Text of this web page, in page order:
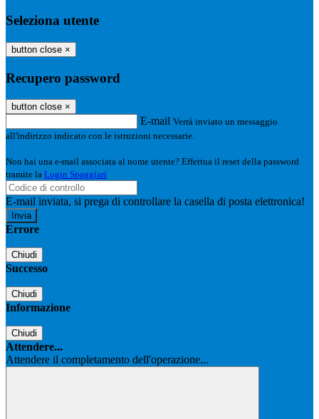
Seleziona utente
button close ×
Recupero password
button close ×
E-mail Verrà inviato un messaggio
all'indirizzo indicato con le istruzioni necessarie.
Non hai una e-mail associata al nome utente? Effettua il reset della password
tramite la Login Spaggiari
E-mail inviata, si prega di controllare la casella di posta elettronica!
Errore
Chiudi
Successo
Chiudi
Informazione
Chiudi
Attendere...
Attendere il completamento dell'operazione...